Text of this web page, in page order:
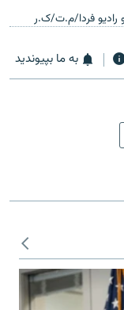
رادیو فردا/م.ت/ک.ر
به ما بپیوندید